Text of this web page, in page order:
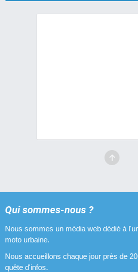
Qui sommes-nous ?
Nous sommes un média web dédié à
moto urbaine.
Nous accueillons chaque jour près de
quête d'infos.